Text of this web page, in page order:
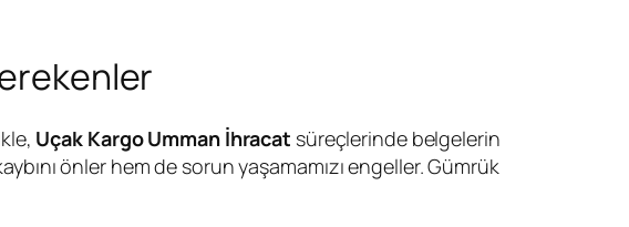
Uçak Kargo Umman İhracat süreçlerinde belgelerin
önler hem de sorun yaşamamızı engeller. Gümrük